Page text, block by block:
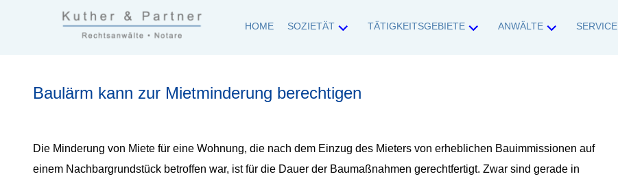
HOME SOZIETÄT TÄTIGKEITSGEBIETE ANWÄLTE SERVICE
Baulärm kann zur Mietminderung berechtigen
Die Minderung von Miete für eine Wohnung, die nach dem Einzug des Mieters von erheblichen Bauimmissionen auf
einem Nachbargrundstück betroffen war, ist für die Dauer der Baumaßnahmen gerechtfertigt. Zwar sind gerade in